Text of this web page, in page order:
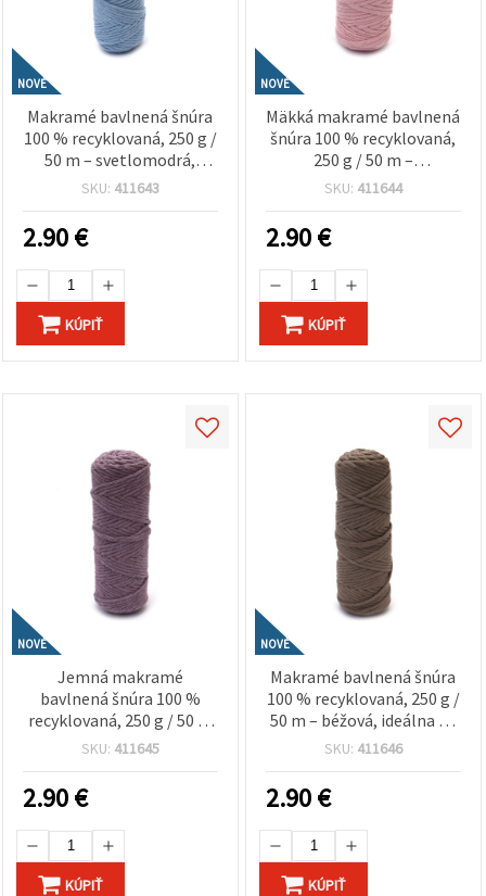
NOVÉ
Makramé bavlnená šnúra
100 % recyklovaná, 250 g /
50 m – svetlomodrá,
ideálna na nástenné
rastliny a handmade
tvorenie
SKU: 411643
2.90€
KÚPIŤ
NOVÉ
Mäkká makramé bavlnená
šnúra 100 % recyklovaná,
250 g / 50 m –
svetloružová, ideálna na
závesy na rastliny a ručne
vyrábané boho ozdoby
SKU: 411644
2.90€
KÚPIŤ
NOVÉ
Jemná makramé
bavlnená šnúra 100 %
recyklovaná, 250 g / 50 m
– svetlofialová, ideálna na
závesné držiaky na
rastliny a kreatívne
handmade tvorenie
SKU: 411645
2.90€
KÚPIŤ
NOVÉ
Makramé bavlnená šnúra
100 % recyklovaná, 250 g /
50 m – béžová, ideálna na
eco nástenné dekorácie,
ručne robené boho
SKU: 411646
2.90€
KÚPIŤ